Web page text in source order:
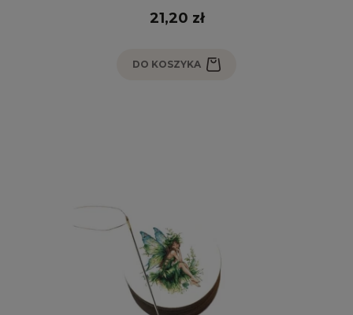
21,20 zł
DO KOSZYKA